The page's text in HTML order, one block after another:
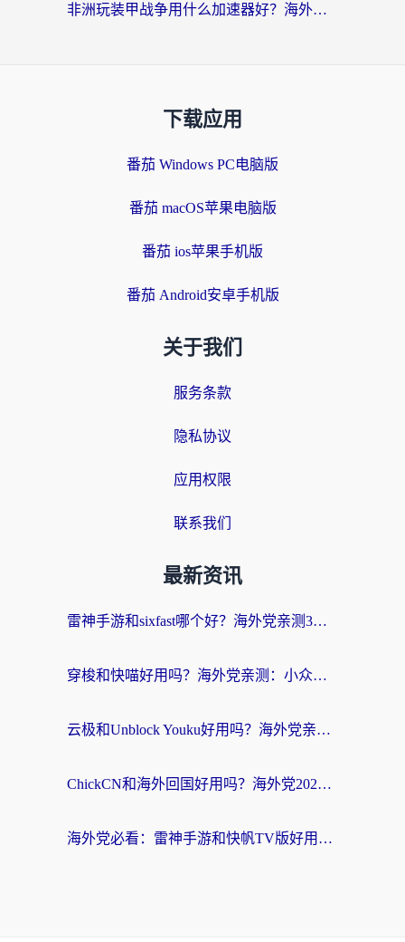
非洲玩装甲战争用什么加速器好？海外党亲测有效的国服游戏加速方案
下载应用
番茄 Windows PC电脑版
番茄 macOS苹果电脑版
番茄 ios苹果手机版
番茄 Android安卓手机版
关于我们
服务条款
隐私协议
应用权限
联系我们
最新资讯
雷神手游和sixfast哪个好？海外党亲测3款回国加速器，教你选对不踩坑
穿梭和快喵好用吗？海外党亲测：小众加速器对比+番茄加速器深度体验
云极和Unblock Youku好用吗？海外党亲测+2026回国加速器避坑指南
ChickCN和海外回国好用吗？海外党2026亲测：从手游到影音，选对加速器的3个关键
海外党必看：雷神手游和快帆TV版好用吗？3步选对回国加速器不踩坑